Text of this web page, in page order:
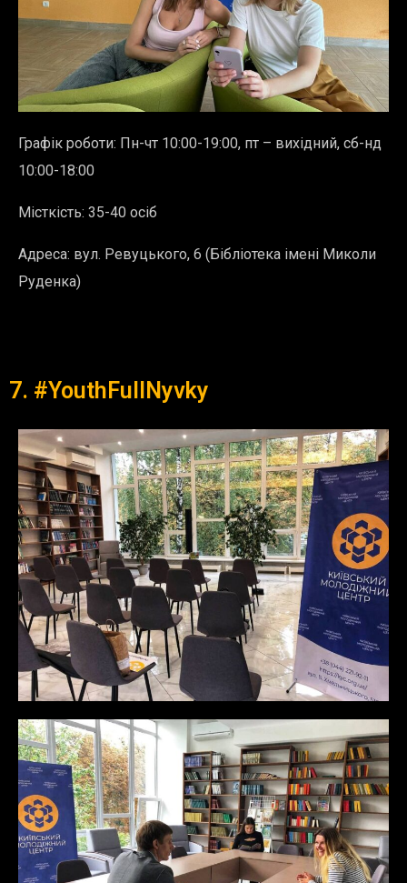
Графік роботи: Пн-чт 10:00-19:00, пт – вихідний, сб-нд
10:00-18:00
Місткість: 35-40 осіб
Адреса: вул. Ревуцького, 6 (Бібліотека імені Миколи
Руденка)
7. #YouthFullNyvky